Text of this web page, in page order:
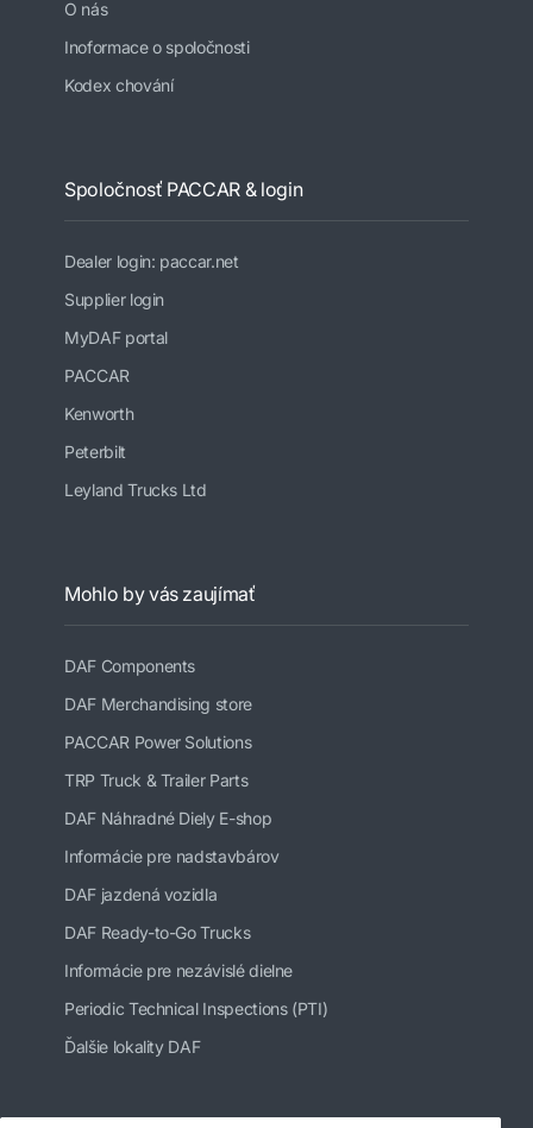
O nás
Inoformace o spoločnosti
Kodex chování
Spoločnosť PACCAR & login
Dealer login: paccar.net
Supplier login
MyDAF portal
PACCAR
Kenworth
Peterbilt
Leyland Trucks Ltd
Mohlo by vás zaujímať
DAF Components
DAF Merchandising store
PACCAR Power Solutions
TRP Truck & Trailer Parts
DAF Náhradné Diely E-shop
Informácie pre nadstavbárov
DAF jazdená vozidla
DAF Ready-to-Go Trucks
Informácie pre nezávislé dielne
Periodic Technical Inspections (PTI)
Ďalšie lokality DAF